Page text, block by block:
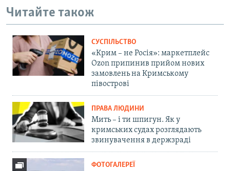
Читайте також
СУСПІЛЬСТВО
«Крим – не Росія»: маркетплейс
Ozon припинив прийом нових
замовлень на Кримському
півострові
ПРАВА ЛЮДИНИ
Мить – і ти шпигун. Як у
кримських судах розглядають
звинувачення в держзраді
ФОТОГАЛЕРЕЇ